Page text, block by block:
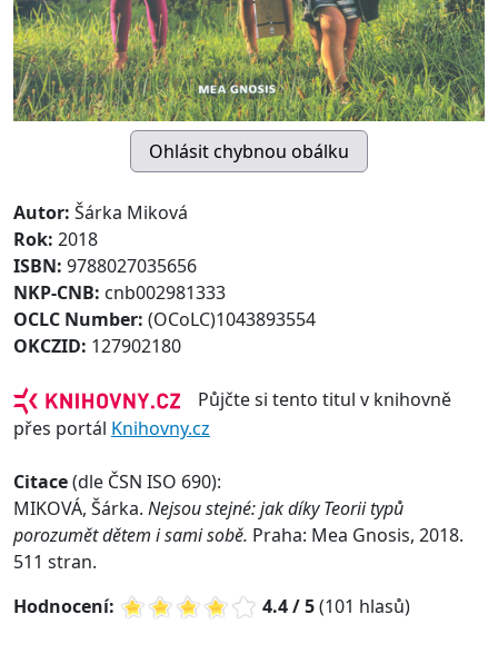
Autor: Šárka Miková
Rok: 2018
ISBN: 9788027035656
NKP-CNB: cnb002981333
OCLC Number: (OCoLC)1043893554
OKCZID: 127902180
Půjčte si tento titul v knihovně
přes portál Knihovny.cz
Citace(dle ČSN ISO 690):
MIKOVÁ, Šárka. Nejsou stejné: jak díky Teorii typů
porozumět dětem i sami sobě. Praha: Mea Gnosis, 2018.
511 stran.
Hodnocení:
4.4 / 5(101 hlasů)